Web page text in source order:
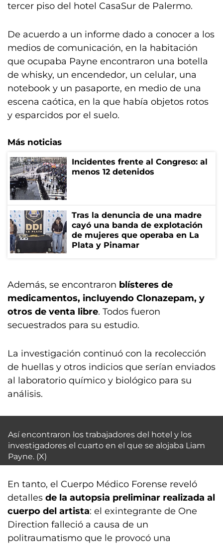
tercer piso del hotel CasaSur de Palermo.
De acuerdo a un informe dado a conocer a los
medios de comunicación, en la habitación
que ocupaba Payne encontraron una botella
de whisky, un encendedor, un celular, una
notebook y un pasaporte, en medio de una
escena caótica, en la que había objetos rotos
y esparcidos por el suelo.
Más noticias
Incidentes frente al Congreso: al
menos 12 detenidos
Tras la denuncia de una madre
cayó una banda de explotación
de mujeres que operaba en La
Plata y Pinamar
Además, se encontraron blísteres de
medicamentos, incluyendo Clonazepam, y
otros de venta libre. Todos fueron
secuestrados para su estudio.
La investigación continuó con la recolección
de huellas y otros indicios que serían enviados
al laboratorio químico y biológico para su
análisis.
Así encontraron los trabajadores del hotel y los
investigadores el cuarto en el que se alojaba Liam
Payne. (X)
En tanto, el Cuerpo Médico Forense reveló
detalles de la autopsia preliminar realizada al
cuerpo del artista: el exintegrante de One
Direction falleció a causa de un
politraumatismo que le provocó una